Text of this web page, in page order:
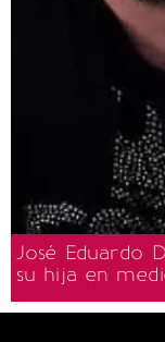
José Eduardo
su hija en